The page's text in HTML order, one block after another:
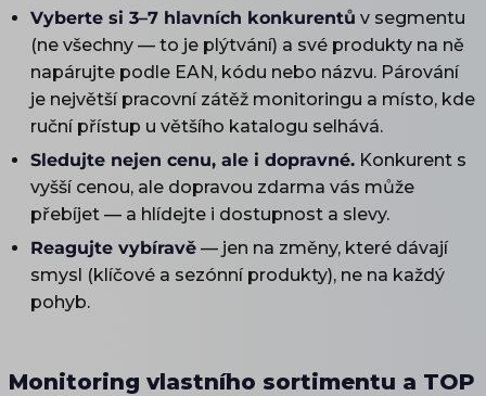
Vyberte si 3–7 hlavních konkurentů v segmentu
(ne všechny — to je plýtvání) a své produkty na ně
napárujte podle EAN, kódu nebo názvu. Párování
je největší pracovní zátěž monitoringu a místo, kde
ruční přístup u většího katalogu selhává.
Sledujte nejen cenu, ale i dopravné. Konkurent s
vyšší cenou, ale dopravou zdarma vás může
přebíjet — a hlídejte i dostupnost a slevy.
Reagujte vybíravě — jen na změny, které dávají
smysl (klíčové a sezónní produkty), ne na každý
pohyb.
Monitoring vlastního sortimentu a TOP